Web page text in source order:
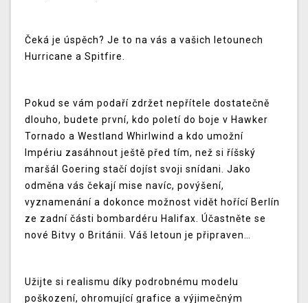
Čeká je úspěch? Je to na vás a vašich letounech
Hurricane a Spitfire.
Pokud se vám podaří zdržet nepřítele dostatečně
dlouho, budete první, kdo poletí do boje v Hawker
Tornado a Westland Whirlwind a kdo umožní
Impériu zasáhnout ještě před tím, než si říšský
maršál Goering stačí dojíst svoji snídani. Jako
odměna vás čekají mise navíc, povýšení,
vyznamenání a dokonce možnost vidět hořící Berlín
ze zadní části bombardéru Halifax. Účastněte se
nové Bitvy o Británii. Váš letoun je připraven…
Užijte si realismu díky podrobnému modelu
poškození, ohromující grafice a výjimečným